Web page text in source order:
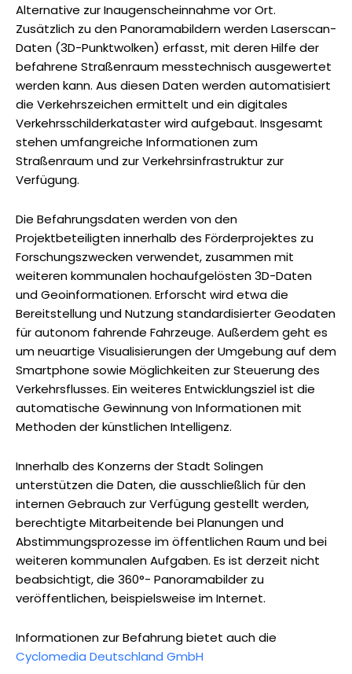
Alternative zur Inaugenscheinnahme vor Ort.
Zusätzlich zu den Panoramabildern werden Laserscan-
Daten (3D-Punktwolken) erfasst, mit deren Hilfe der
befahrene Straßenraum messtechnisch ausgewertet
werden kann. Aus diesen Daten werden automatisiert
die Verkehrszeichen ermittelt und ein digitales
Verkehrsschilderkataster wird aufgebaut. Insgesamt
stehen umfangreiche Informationen zum
Straßenraum und zur Verkehrsinfrastruktur zur
Verfügung.
Die Befahrungsdaten werden von den
Projektbeteiligten innerhalb des Förderprojektes zu
Forschungszwecken verwendet, zusammen mit
weiteren kommunalen hochaufgelösten 3D-Daten
und Geoinformationen. Erforscht wird etwa die
Bereitstellung und Nutzung standardisierter Geodaten
für autonom fahrende Fahrzeuge. Außerdem geht es
um neuartige Visualisierungen der Umgebung auf dem
Smartphone sowie Möglichkeiten zur Steuerung des
Verkehrsflusses. Ein weiteres Entwicklungsziel ist die
automatische Gewinnung von Informationen mit
Methoden der künstlichen Intelligenz.
Innerhalb des Konzerns der Stadt Solingen
unterstützen die Daten, die ausschließlich für den
internen Gebrauch zur Verfügung gestellt werden,
berechtigte Mitarbeitende bei Planungen und
Abstimmungsprozesse im öffentlichen Raum und bei
weiteren kommunalen Aufgaben. Es ist derzeit nicht
beabsichtigt, die 360°- Panoramabilder zu
veröffentlichen, beispielsweise im Internet.
Informationen zur Befahrung bietet auch die
Cyclomedia Deutschland GmbH